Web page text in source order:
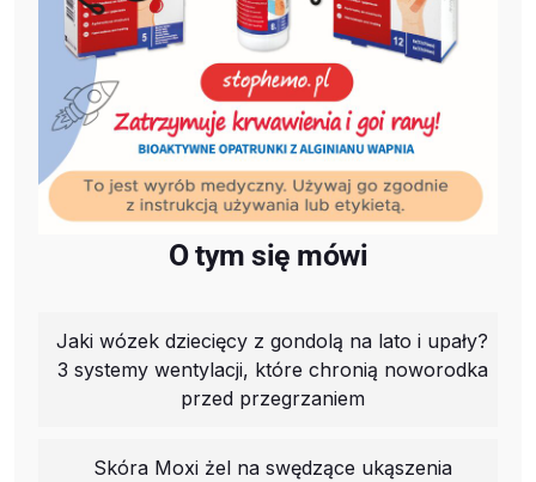
O tym się mówi
Jaki wózek dziecięcy z gondolą na lato i upały?
3 systemy wentylacji, które chronią noworodka
przed przegrzaniem
Skóra Moxi żel na swędzące ukąszenia